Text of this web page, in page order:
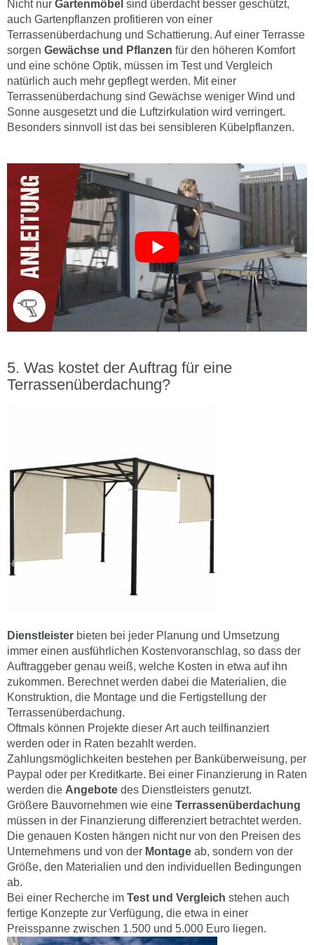
Nicht nur Gartenmöbel sind überdacht besser geschützt,
auch Gartenpflanzen profitieren von einer
Terrassenüberdachung und Schattierung. Auf einer Terrasse
sorgen Gewächse und Pflanzen für den höheren Komfort
und eine schöne Optik, müssen im Test und Vergleich
natürlich auch mehr gepflegt werden. Mit einer
Terrassenüberdachung sind Gewächse weniger Wind und
Sonne ausgesetzt und die Luftzirkulation wird verringert.
Besonders sinnvoll ist das bei sensibleren Kübelpflanzen.
Was kostet der Auftrag für eine
Terrassenüberdachung?
Dienstleister bieten bei jeder Planung und Umsetzung
immer einen ausführlichen Kostenvoranschlag, so dass der
Auftraggeber genau weiß, welche Kosten in etwa auf ihn
zukommen. Berechnet werden dabei die Materialien, die
Konstruktion, die Montage und die Fertigstellung der
Terrassenüberdachung.
Oftmals können Projekte dieser Art auch teilfinanziert
werden oder in Raten bezahlt werden.
Zahlungsmöglichkeiten bestehen per Banküberweisung, per
Paypal oder per Kreditkarte. Bei einer Finanzierung in Raten
werden die Angebote des Dienstleisters genutzt.
Größere Bauvornehmen wie eine Terrassenüberdachung
müssen in der Finanzierung differenziert betrachtet werden.
Die genauen Kosten hängen nicht nur von den Preisen des
Unternehmens und von der Montage ab, sondern von der
Größe, den Materialien und den individuellen Bedingungen
ab.
Bei einer Recherche im Test und Vergleich stehen auch
fertige Konzepte zur Verfügung, die etwa in einer
Preisspanne zwischen 1.500 und 5.000 Euro liegen.